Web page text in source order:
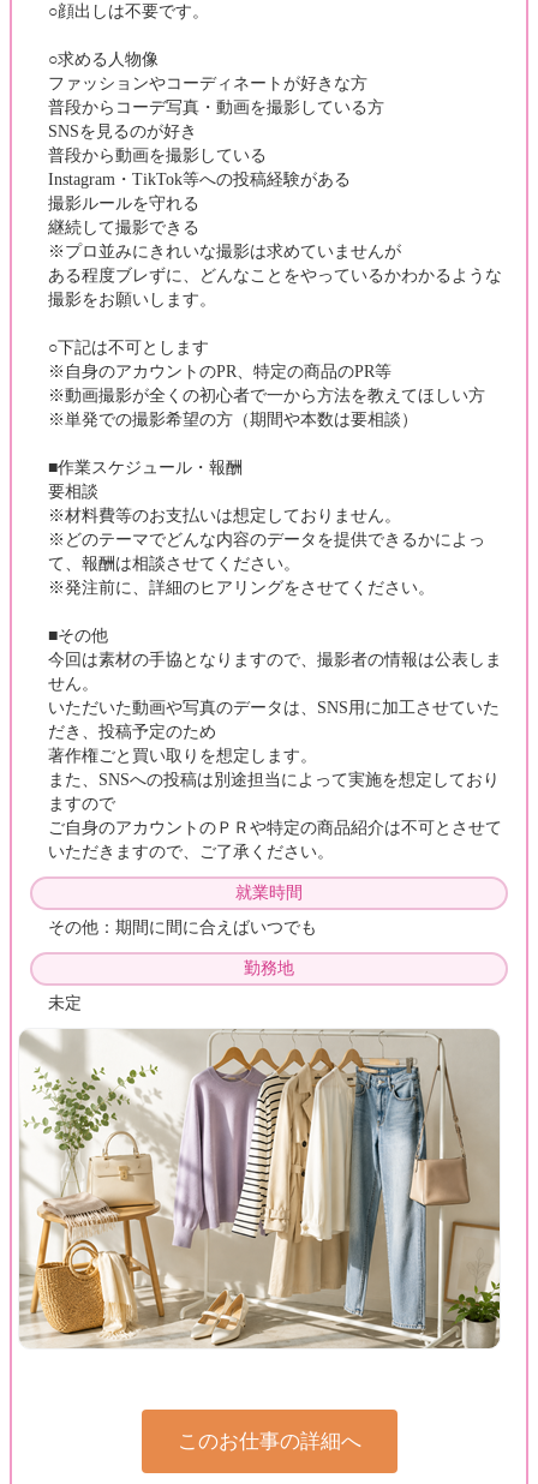
○顔出しは不要です。
○求める人物像
ファッションやコーディネートが好きな方
普段からコーデ写真・動画を撮影している方
SNSを見るのが好き
普段から動画を撮影している
Instagram・TikTok等への投稿経験がある
撮影ルールを守れる
継続して撮影できる
※プロ並みにきれいな撮影は求めていませんが
ある程度ブレずに、どんなことをやっているかわかるような
撮影をお願いします。
○下記は不可とします
※自身のアカウントのPR、特定の商品のPR等
※動画撮影が全くの初心者で一から方法を教えてほしい方
※単発での撮影希望の方（期間や本数は要相談）
■作業スケジュール・報酬
要相談
※材料費等のお支払いは想定しておりません。
※どのテーマでどんな内容のデータを提供できるかによっ
て、報酬は相談させてください。
※発注前に、詳細のヒアリングをさせてください。
■その他
今回は素材の手協となりますので、撮影者の情報は公表しま
せん。
いただいた動画や写真のデータは、SNS用に加工させていた
だき、投稿予定のため
著作権ごと買い取りを想定します。
また、SNSへの投稿は別途担当によって実施を想定しており
ますので
ご自身のアカウントのＰＲや特定の商品紹介は不可とさせて
いただきますので、ご了承ください。
就業時間
その他：期間に間に合えばいつでも
勤務地
未定
このお仕事の詳細へ